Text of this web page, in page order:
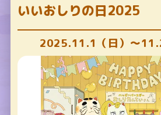
いいおしりの日2025
2025.11.1（日）～